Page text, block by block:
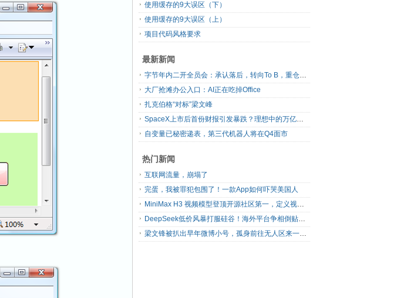
使用缓存的9大误区（下）
使用缓存的9大误区（上）
项目代码风格要求
最新新闻
字节年内二开全员会：承认落后，转向To B，重仓年轻人
大厂抢滩办公入口：AI正在吃掉Office
扎克伯格“对标”梁文峰
SpaceX上市后首份财报引发暴跌？理想中的万亿营收太空AI公司，正在靠地面AI云挣钱
自变量已秘密递表，第三代机器人将在Q4面市
热门新闻
互联网流量，崩塌了
完蛋，我被罪犯包围了！一款App如何吓哭美国人
MiniMax H3 视频模型登顶开源社区第一，定义视频模型领域“斩杀线”
DeepSeek低价风暴打服硅谷！海外平台争相倒贴V4 Flash
梁文锋被扒出早年微博小号，孤身前往无人区来一场相当 deep 的 seek 旅行